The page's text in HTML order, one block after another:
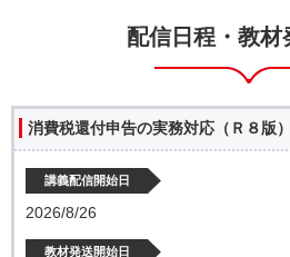
配信日程・教材
消費税還付申告の実務対応（Ｒ８版）
講義配信開始日
2026/8/26
教材発送開始日